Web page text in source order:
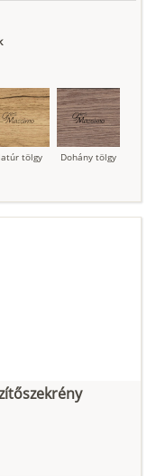
tölgy Dohány tölgy